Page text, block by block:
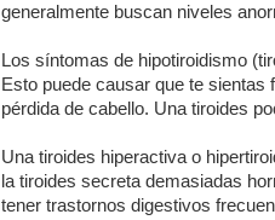
generalmente buscan niveles
Los síntomas de hipotiroidismo
Esto puede causar que te
pérdida de cabello. Una tiroides
Una tiroides hiperactiva o
la tiroides secreta demasiadas
tener trastornos digestivos